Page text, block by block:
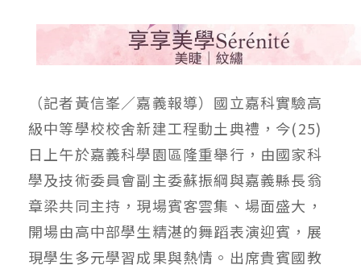
（記者黃信峯／嘉義報導）國立嘉科實驗高
級中等學校校舍新建工程動土典禮，今(25)
日上午於嘉義科學園區隆重舉行，由國家科
學及技術委員會副主委蘇振綱與嘉義縣長翁
章梁共同主持，現場賓客雲集、場面盛大，
開場由高中部學生精湛的舞蹈表演迎賓，展
現學生多元學習成果與熱情。出席貴賓國教